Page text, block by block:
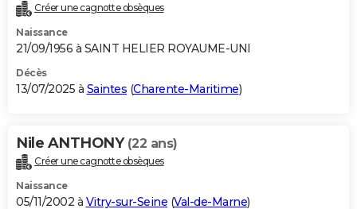
Créer une cagnotte obsèques
Naissance
21/09/1956 à SAINT HELIER ROYAUME-UNI
Décès
13/07/2025 à Saintes (Charente-Maritime)
Nile ANTHONY (22 ans)
Créer une cagnotte obsèques
Naissance
05/11/2002 à Vitry-sur-Seine (Val-de-Marne)